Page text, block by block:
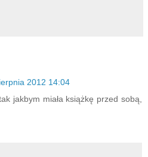
2012 14:04
jakbym miała książkę przed sobą,